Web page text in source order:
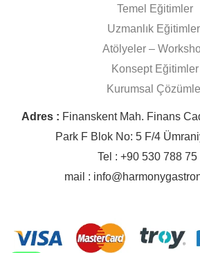
Temel Eğitimler
Uzmanlık
Atölyeler –
Konsept Eğitimler
Kurumsal
Adres : Finanskent Mah. Finans
Park F Blok No: 5 F/4
Tel : +90 530 788 75
mail :